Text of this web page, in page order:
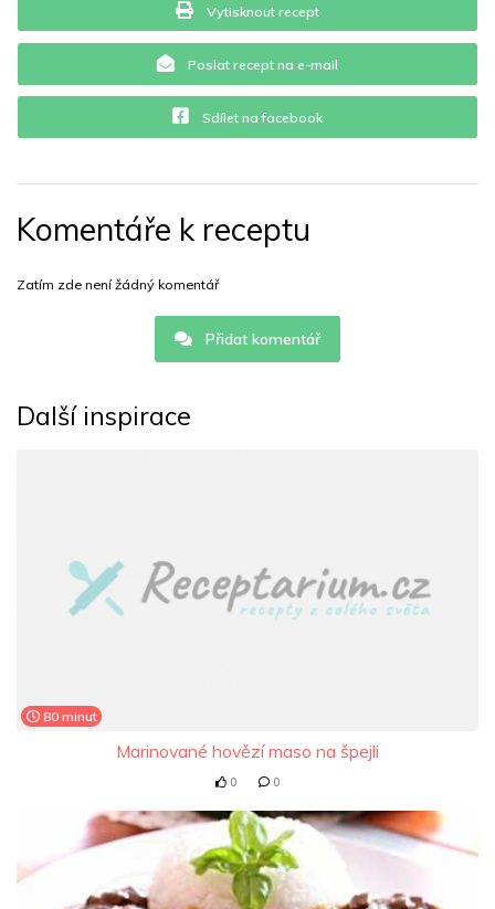
Vytisknout recept
Poslat recept na e-mail
Sdílet na facebook
Komentáře k receptu
Zatím zde není žádný komentář
Přidat komentář
Další inspirace
80 minut
Marinované hovězí maso na špejli
0 0